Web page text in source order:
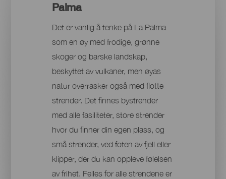
Palma
Det er vanlig å tenke på La Palma
som en øy med frodige, grønne
skoger og barske landskap,
beskyttet av vulkaner, men øyas
natur overrasker også med flotte
strender. Det finnes bystrender
med alle fasiliteter, store strender
hvor du finner din egen plass, og
små strender, ved foten av fjell eller
klipper, der du kan oppleve følelsen
av frihet. Felles for alle strendene er